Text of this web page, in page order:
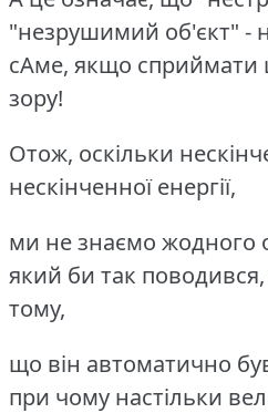
"незрушимий об'єкт" -
сАме, якщо сприймати
зору!
Отож, оскільки
нескінченної енергії,
ми не знаємо жодного
який би так
тому,
що він автоматично
при чому настільки